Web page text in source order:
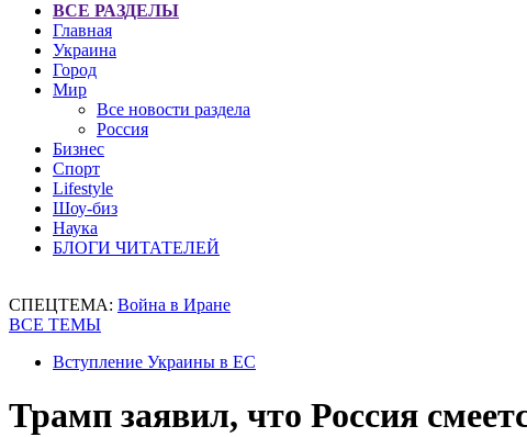
ВСЕ РАЗДЕЛЫ
Главная
Украина
Город
Мир
Все новости раздела
Россия
Бизнес
Спорт
Lifestyle
Шоу-биз
Наука
БЛОГИ ЧИТАТЕЛЕЙ
СПЕЦТЕМА: Война в Иране
ВСЕ ТЕМЫ
Вступление Украины в ЕС
Трамп заявил, что Россия